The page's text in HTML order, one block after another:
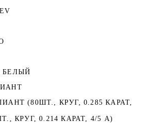
БЕЛЫЙ
(80ШТ., КРУГ, 0.285 КАРАТ,
КРУГ, 0.214 КАРАТ, 4/5 А)